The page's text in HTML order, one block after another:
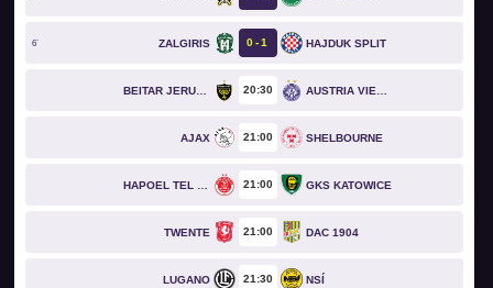
6` ZALGIRIS 0 1 HAJDUK SPLIT
BEITAR JERUSALEM 20 30
AJAX 21 00 SHELBOURNE
21 00 GKS KATOWICE
TWENTE 21 00 DAC 1904
LUGANO 21 30 NSÍ